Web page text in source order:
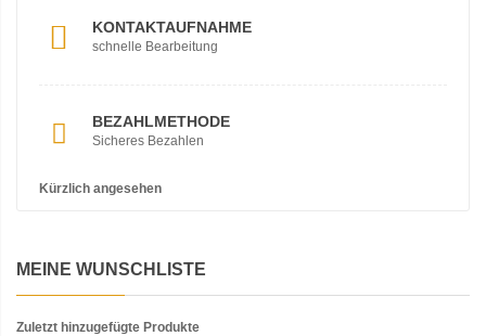
KONTAKTAUFNAHME
schnelle Bearbeitung
BEZAHLMETHODE
Sicheres Bezahlen
Kürzlich angesehen
MEINE WUNSCHLISTE
Zuletzt hinzugefügte Produkte